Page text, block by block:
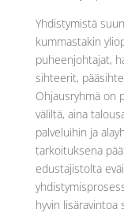
Yhdistymistä
kummastakin
puheenjohtajat,
sihteerit,
Ohjausryhmä on
väliltä, aina
palveluihin ja
tarkoituksena
edustajistolta
hyvin